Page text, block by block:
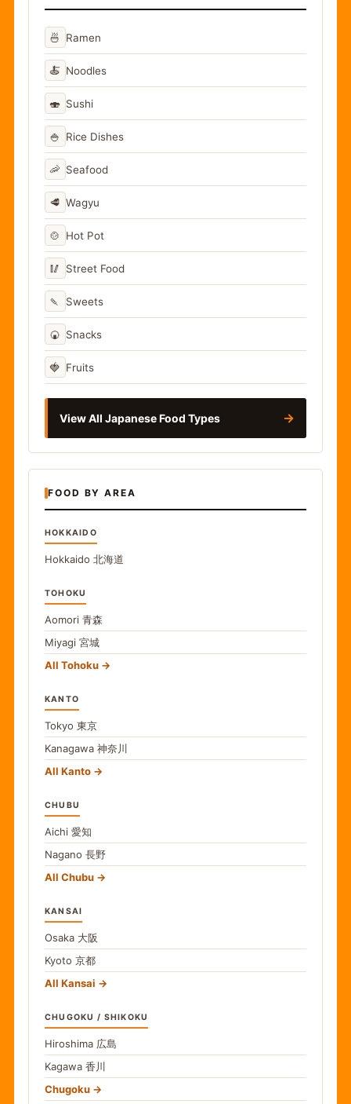
🍜 Ramen
🍝 Noodles
🍣 Sushi
🍚 Rice Dishes
🦐 Seafood
🥩 Wagyu
🍲 Hot Pot
🥢 Street Food
🍡 Sweets
🍘 Snacks
🍓 Fruits
View All Japanese Food Types →
FOOD BY AREA
HOKKAIDO
Hokkaido 北海道
TOHOKU
Aomori 青森
Miyagi 宮城
All Tohoku
KANTO
Tokyo 東京
Kanagawa 神奈川
All Kanto
CHUBU
Aichi 愛知
Nagano 長野
All Chubu
KANSAI
Osaka 大阪
Kyoto 京都
All Kansai
CHUGOKU / SHIKOKU
Hiroshima 広島
Kagawa 香川
Chugoku